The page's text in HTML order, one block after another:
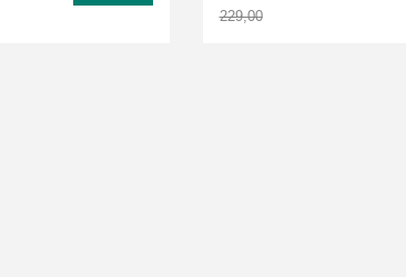
229,00